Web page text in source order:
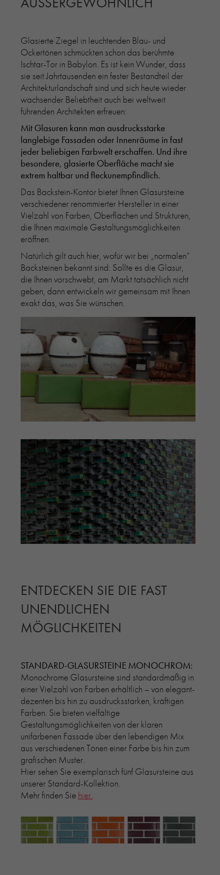
RE-USE-MÖRTEL
FASSADENPLANUNG (SCHWEIZ)
PRIVATKUNDEN
ÜBER UNS
BLOG
Glasierte Ziegel in leuchtenden Blau- und
Ockertönen schmückten schon das berühmte
Ischtar-Tor in Babylon. Es ist kein Wunder, dass
sie seit Jahrtausenden ein fester Bestandteil der
Architekturlandschaft sind und sich heute wieder
wachsender Beliebtheit auch bei weltweit
führenden Architekten erfreuen:
Mit Glasuren kann man ausdrucksstarke
langlebige Fassaden oder Innenräume in fast
jeder beliebigen Farbwelt erschaffen. Und ihre
besondere, glasierte Oberfläche macht sie
extrem haltbar und fleckunempfindlich.
Das Backstein-Kontor bietet Ihnen Glasursteine
verschiedener renommierter Hersteller in einer
Vielzahl von Farben, Oberflächen und Strukturen,
die Ihnen maximale Gestaltungsmöglichkeiten
eröffnen.
Natürlich gilt auch hier, wofür wir bei „normalen“
Backsteinen bekannt sind: Sollte es die Glasur,
die Ihnen vorschwebt, am Markt tatsächlich nicht
geben, dann entwickeln wir gemeinsam mit Ihnen
exakt das, was Sie wünschen.
ENTDECKEN SIE DIE FAST
UNENDLICHEN
MÖGLICHKEITEN
STANDARD-GLASURSTEINE MONOCHROM:
Monochrome Glasursteine sind standardmäßig in
einer Vielzahl von Farben erhältlich – von elegant-
dezenten bis hin zu ausdrucksstarken, kräftigen
Farben. Sie bieten vielfältige
Gestaltungsmöglichkeiten von der klaren
unifarbenen Fassade über den lebendigen Mix
aus verschiedenen Tönen einer Farbe bis hin zum
grafischen Muster.
Hier sehen Sie exemplarisch fünf Glasursteine aus
unserer Standard-Kollektion.
Mehr finden Sie hier.